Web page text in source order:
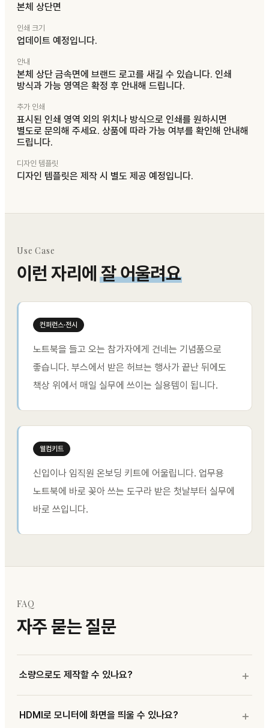
본체 상단면
인쇄 크기
업데이트 예정입니다.
안내
본체 상단 금속면에 브랜드 로고를 새길 수 있습니다. 인쇄
방식과 가능 영역은 확정 후 안내해 드립니다.
추가 인쇄
표시된 인쇄 영역 외의 위치나 방식으로 인쇄를 원하시면
별도로 문의해 주세요. 상품에 따라 가능 여부를 확인해 안내해
드립니다.
디자인 템플릿
디자인 템플릿은 제작 시 별도 제공 예정입니다.
Use Case
이런 자리에잘 어울려요
컨퍼런스·전시
노트북을 들고 오는 참가자에게 건네는 기념품으로
좋습니다. 부스에서 받은 허브는 행사가 끝난 뒤에도
책상 위에서 매일 실무에 쓰이는 실용템이 됩니다.
웰컴키트
신입이나 임직원 온보딩 키트에 어울립니다. 업무용
노트북에 바로 꽂아 쓰는 도구라 받은 첫날부터 실무에
바로 쓰입니다.
FAQ
자주 묻는 질문
소량으로도 제작할 수 있나요?
HDMI로 모니터에 화면을 띄울 수 있나요?